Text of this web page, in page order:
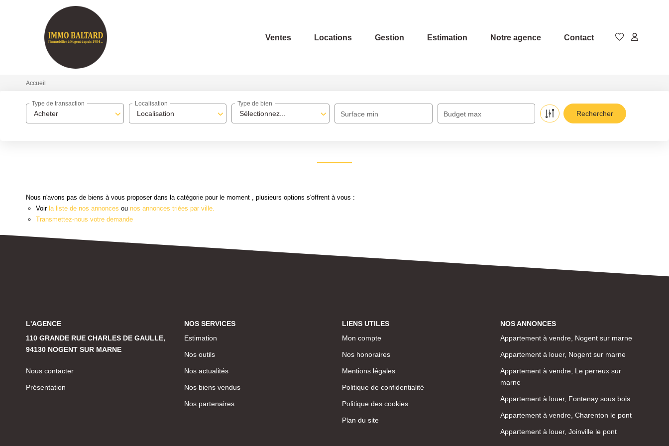
Ventes Locations Gestion Estimation Notre agence Contact
Accueil
Acheter
Type de transaction
Localisation
Localisation
Sélectionnez...
Type de bien
Surface min Budget max
Nous n'avons pas de biens à vous proposer dans la catégorie pour le moment , plusieurs options s'offrent à vous :
Voir la liste de nos annonces ou nos annonces triées par ville.
Transmettez-nous votre demande
L'AGENCE
110 GRANDE RUE CHARLES DE GAULLE,
94130 NOGENT SUR MARNE
Nous contacter
Présentation
NOS SERVICES
Estimation
Nos outils
Nos actualités
Nos biens vendus
Nos partenaires
LIENS UTILES
Mon compte
Nos honoraires
Mentions légales
Politique de confidentialité
Politique des cookies
Plan du site
NOS ANNONCES
Appartement à vendre, Nogent sur marne
Appartement à louer, Nogent sur marne
Appartement à vendre, Le perreux sur
marne
Appartement à louer, Fontenay sous bois
Appartement à vendre, Charenton le pont
Appartement à louer, Joinville le pont